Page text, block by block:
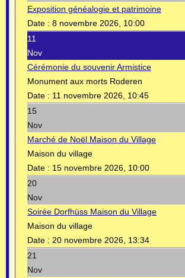
Exposition généalogie et patrimoine
Date : 8 novembre 2026, 10:00
11
Nov
Cérémonie du souvenir Armistice
Monument aux morts Roderen
Date : 11 novembre 2026, 10:45
15
Nov
Marché de Noël Maison du Village
Maison du village
Date : 15 novembre 2026, 10:00
20
Nov
Soirée Dorfhüss Maison du Village
Maison du village
Date : 20 novembre 2026, 13:34
21
Nov